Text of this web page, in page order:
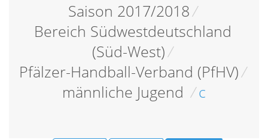
Saison 2017/2018/
Bereich Südwestdeutschland
(Süd-West)/
Pfälzer-Handball-Verband (PfHV)/
männliche Jugend /c